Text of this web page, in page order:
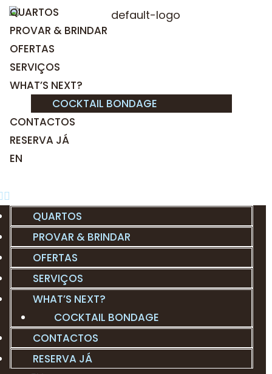
QUARTOS
PROVAR & BRINDAR
OFERTAS
SERVIÇOS
WHAT’S NEXT?
COCKTAIL BONDAGE
CONTACTOS
RESERVA JÁ
EN
QUARTOS
PROVAR & BRINDAR
OFERTAS
SERVIÇOS
WHAT’S NEXT?
COCKTAIL BONDAGE
CONTACTOS
RESERVA JÁ